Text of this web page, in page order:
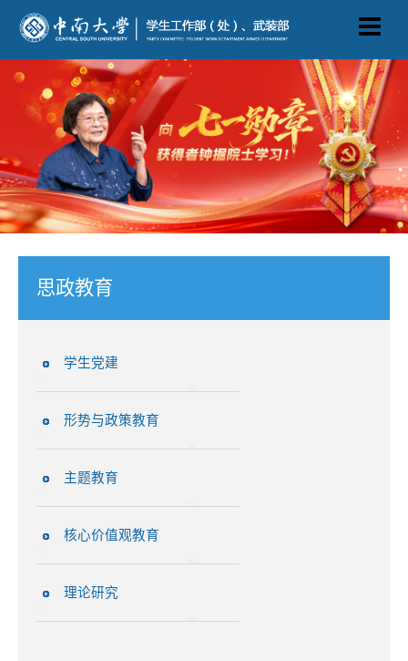
思政教育
学生党建
形势与政策教育
主题教育
核心价值观教育
理论研究